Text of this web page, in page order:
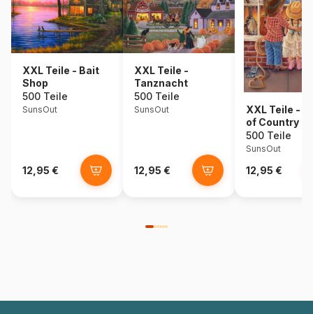
XXL Teile - Bait
Shop
500 Teile
SunsOut
12,95 €
XXL Teile -
Tanznacht
500 Teile
SunsOut
12,95 €
XXL Teile - A
of Country
500 Teile
SunsOut
12,95 €